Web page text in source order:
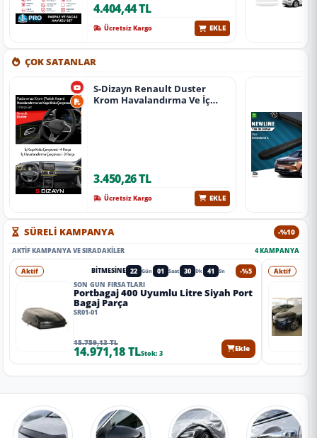
4.404,44 TL
Ücretsiz Kargo EKLE
ÇOK SATANLAR
S-Dizayn Renault Duster
Krom Havalandırma Ve İç
3.450,26 TL
Ücretsiz Kargo EKLE
SÜRELİ KAMPANYA -%10
AKTIF KAMPANYA VE SIRADAKILER 4 KAMPANYA
-%5
Aktif BITMESINE 22 Gün 01 Saat 30 Dk 40 Sn
SON GÜN FIRSATLARI
Portbagaj 400 Uyumlu Litre Siyah Port
Bagaj Parça
SR01-01
15.759,13 TL
14.971,18 TLStok: 3
Ekle
Aktif